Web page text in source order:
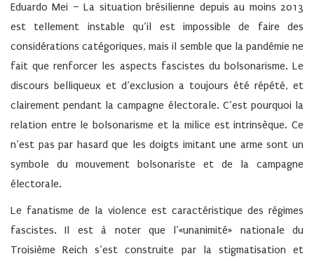
Eduardo Mei – La situation brésilienne depuis au moins 2013
est tellement instable qu’il est impossible de faire des
considérations catégoriques, mais il semble que la pandémie ne
fait que renforcer les aspects fascistes du bolsonarisme. Le
discours belliqueux et d’exclusion a toujours été répété, et
clairement pendant la campagne électorale. C’est pourquoi la
relation entre le bolsonarisme et la milice est intrinsèque. Ce
n’est pas par hasard que les doigts imitant une arme sont un
symbole du mouvement bolsonariste et de la campagne
électorale.
Le fanatisme de la violence est caractéristique des régimes
fascistes. Il est à noter que l’«unanimité» nationale du
Troisième Reich s’est construite par la stigmatisation et